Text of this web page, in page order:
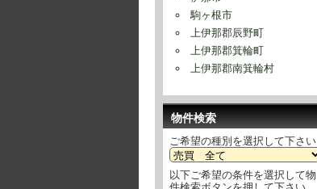
駒ヶ根市
上伊那郡辰野町
上伊那郡箕輪町
上伊那郡南箕輪村
物件検索
ご希望の種別を選択して下さい
以下ご希望の条件を選択して物